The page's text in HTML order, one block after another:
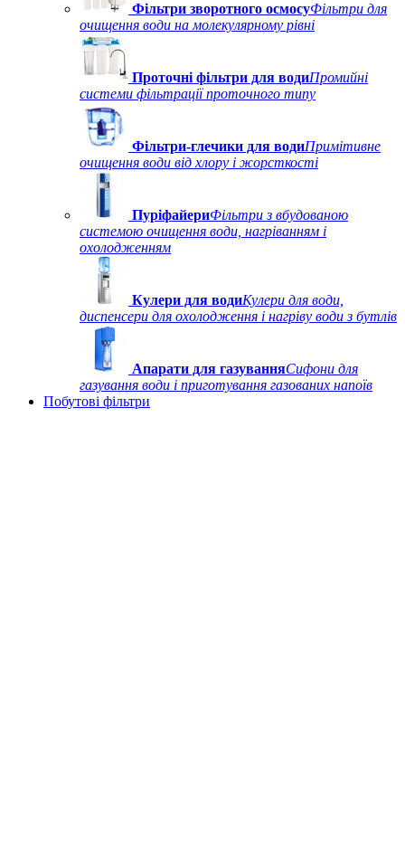
Фільтри зворотного осмосуФільтри для
очищення води на молекулярному рівні
Проточні фільтри для водиПромийні
системи фільтрації проточного типу
Фільтри-глечики для водиПримітивне
очищення води від хлору і жорсткості
ПуріфайериФільтри з вбудованою
системою очищення води, нагріванням і
охолодженням
Кулери для водиКулери для води,
диспенсери для охолодження і нагріву води з бутлів
Апарати для газуванняСифони для
газування води і приготування газованих напоїв
Побутові фільтри